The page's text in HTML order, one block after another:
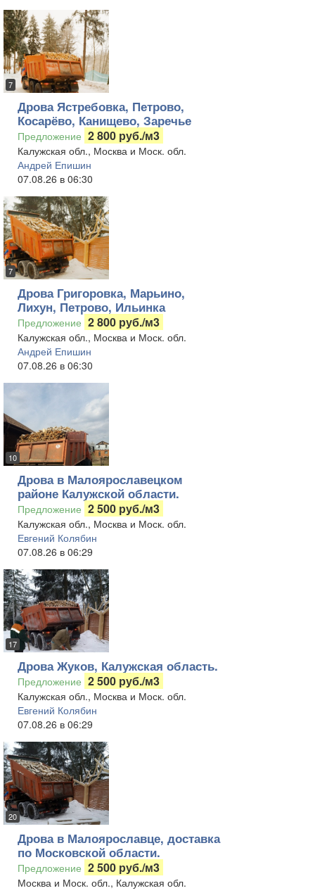
7
Дрова Ястребовка, Петрово,
Косарёво, Канищево, Заречье
Предложение 2 800 руб./м3
Калужская обл., Москва и Моск. обл.
Андрей Епишин
07.08.26 в 06:30
7
Дрова Григоровка, Марьино,
Лихун, Петрово, Ильинка
Предложение 2 800 руб./м3
Калужская обл., Москва и Моск. обл.
Андрей Епишин
07.08.26 в 06:30
10
Дрова в Малоярославецком
районе Калужской области.
Предложение 2 500 руб./м3
Калужская обл., Москва и Моск. обл.
Евгений Колябин
07.08.26 в 06:29
17
Дрова Жуков, Калужская область.
Предложение 2 500 руб./м3
Калужская обл., Москва и Моск. обл.
Евгений Колябин
07.08.26 в 06:29
20
Дрова в Малоярославце, доставка
по Московской области.
Предложение 2 500 руб./м3
Москва и Моск. обл., Калужская обл.